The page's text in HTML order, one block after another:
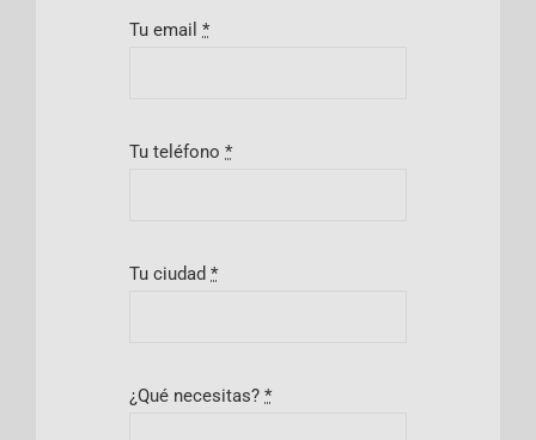
Tu email*
Tu teléfono*
Tu ciudad*
¿Qué necesitas?*